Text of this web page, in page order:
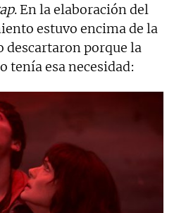
. En la elaboración del
estuvo encima de la
descartaron porque la
tenía esa necesidad: